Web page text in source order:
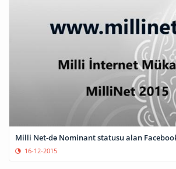
Milli Net-də Nominant statusu alan
16-12-2015